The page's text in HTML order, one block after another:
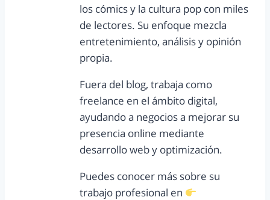
los cómics y la cultura pop con miles
de lectores. Su enfoque mezcla
entretenimiento, análisis y opinión
propia.
Fuera del blog, trabaja como
freelance en el ámbito digital,
ayudando a negocios a mejorar su
presencia online mediante
desarrollo web y optimización.
Puedes conocer más sobre su
trabajo profesional en